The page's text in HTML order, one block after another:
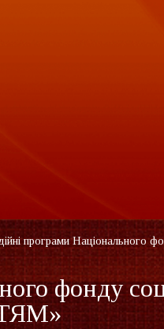
програми Національного
фонду